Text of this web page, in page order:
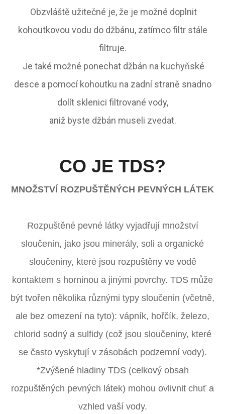
Obzvláště užitečné je, že je možné doplnit
kohoutkovou vodu do džbánu, zatímco filtr stále
filtruje.
Je také možné ponechat džbán na kuchyňské
desce a pomocí kohoutku na zadní straně snadno
dolít sklenici filtrované vody,
aniž byste džbán museli zvedat.
CO JE TDS?
MNOŽSTVÍ ROZPUŠTĚNÝCH PEVNÝCH LÁTEK
Rozpuštěné pevné látky vyjadřují množství
sloučenin, jako jsou minerály, soli a organické
sloučeniny, které jsou rozpuštěny ve vodě
kontaktem s horninou a jinými povrchy. TDS může
být tvořen několika různými typy sloučenin (včetně,
ale bez omezení na tyto): vápník, hořčík, železo,
chlorid sodný a sulfidy (což jsou sloučeniny, které
se často vyskytují v zásobách podzemní vody).
*Zvýšené hladiny TDS (celkový obsah
rozpuštěných pevných látek) mohou ovlivnit chuť a
vzhled vaší vody.
ZEROWATER
INCLUDES: